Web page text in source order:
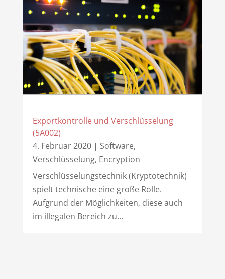
Exportkontrolle und Verschlüsselung
(5A002)
4. Februar 2020| Software,
Verschlüsselung, Encryption
Verschlüsselungstechnik (Kryptotechnik)
spielt technische eine große Rolle.
Aufgrund der Möglichkeiten, diese auch
im illegalen Bereich zu...